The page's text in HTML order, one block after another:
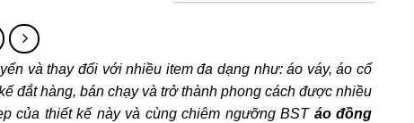
đến
và thay đổi với nhiều item đa dạng như: áo váy, áo cổ
đắt hàng, bán chạy và trở thành phong cách được nhiều
của thiết kế này và cùng chiêm ngưỡng BST áo đồng